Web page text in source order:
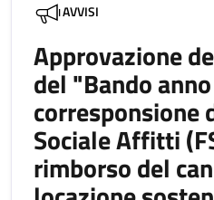
AVVISI
Approvazione
del "Bando
corresponsione
Sociale Affitti
rimborso del